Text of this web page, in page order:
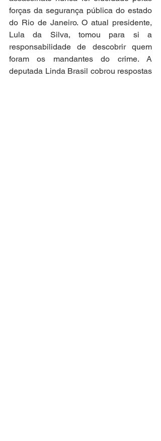
forças da segurança pública do estado
do Rio de Janeiro. O atual presidente,
Lula da Silva, tomou para si a
responsabilidade de descobrir quem
foram os mandantes do crime. A
deputada Linda Brasil cobrou respostas